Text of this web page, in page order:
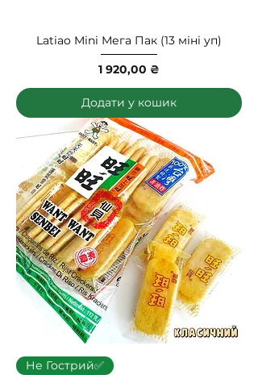
Latiao Mini Мега Пак (13 міні уп)
Ціна
1 920,00 ₴
Додати у кошик
Не Гострий✅